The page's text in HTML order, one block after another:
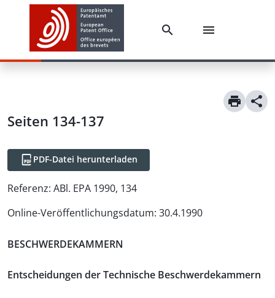
Seiten 134-137
PDF-Datei herunterladen
Referenz: ABl. EPA 1990, 134
Online-Veröffentlichungsdatum: 30.4.1990
BESCHWERDEKAMMERN
Entscheidungen der Technische Beschwerdekammern